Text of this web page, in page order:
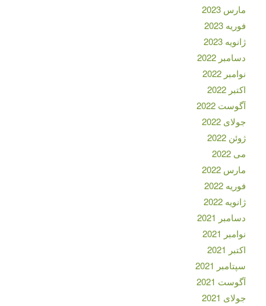
مارس 2023
فوریه 2023
ژانویه 2023
دسامبر 2022
نوامبر 2022
اکتبر 2022
آگوست 2022
جولای 2022
ژوئن 2022
می 2022
مارس 2022
فوریه 2022
ژانویه 2022
دسامبر 2021
نوامبر 2021
اکتبر 2021
سپتامبر 2021
آگوست 2021
جولای 2021